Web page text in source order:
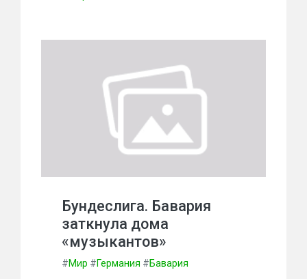
Бундеслига. Бавария
заткнула дома
«музыкантов»
#Мир #Германия #Бавария